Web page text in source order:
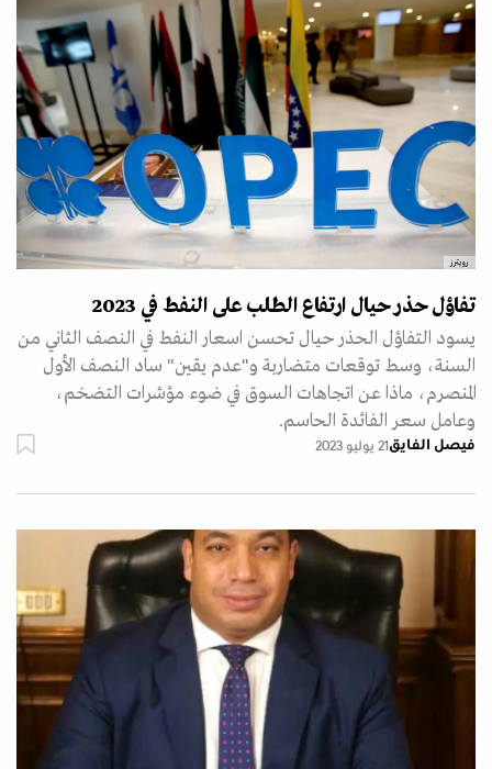
رويترز
تفاؤل حذر حيال ارتفاع الطلب على النفط في 2023
يسود التفاؤل الحذر حيال تحسن اسعار النفط في النصف الثاني من
السنة، وسط توقعات متضاربة و"عدم يقين" ساد النصف الأول
المنصرم، ماذا عن اتجاهات السوق في ضوء مؤشرات التضخم،
وعامل سعر الفائدة الحاسم.
فيصل الفايق 21 يوليو 2023